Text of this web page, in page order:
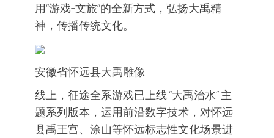
用“游戏+文旅”的全新方式，弘扬大禹精
神，传播传统文化。
安徽省怀远县大禹雕像
线上，征途全系游戏已上线 “大禹治水” 主
题系列版本，运用前沿数字技术，对怀远
县禹王宫、涂山等怀远标志性文化场景进